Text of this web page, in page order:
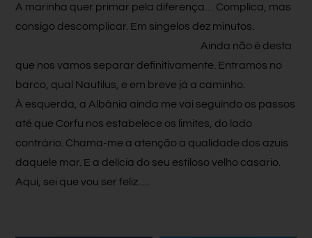
A marinha quer primar pela diferença… Complica, mas
consigo descomplicar. Em singelos dez minutos.
Ainda não é desta
que nos vamos separar definitivamente. Entramos no
barco, qual Nautilus, e em breve já a caminho.
À esquerda, a Albânia ainda me vai seguindo os passos
até que Corfu nos estabelece os limites, do lado
contrário. Chama-me a atenção a qualidade dos azuis
daquele mar. E a delícia do seu estiloso velho casario.
Aqui, sei que vou ser feliz….